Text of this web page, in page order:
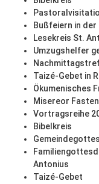
Bußfeiern in
Lesekreis St.
Umzugshelfer
Taizé-Gebet in
Ökumenisches
Misereor
Vortragsreihe
Bibelkreis
Antonius
Taizé-Gebet